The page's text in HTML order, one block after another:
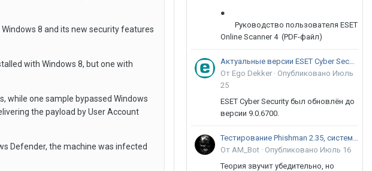
8 and its new security features
with Windows 8, but one with
while one sample bypassed Windows
the payload by User Account
Defender, the machine was infected
●
Руководство пользователя ESET
Online Scanner 4 (PDF-файл)
Актуальные версии ESET Cyber Security 9
От Ego Dekker · Опубликовано Июль
25
ESET Cyber Security был обновлён до
версии 9.0.6700.
Тестирование Phishman 2.35, системы повышения осведомлённости пользователей в сфере ИБ
От AM_Bot · Опубликовано Июль 16
Теория звучит убедительно, но